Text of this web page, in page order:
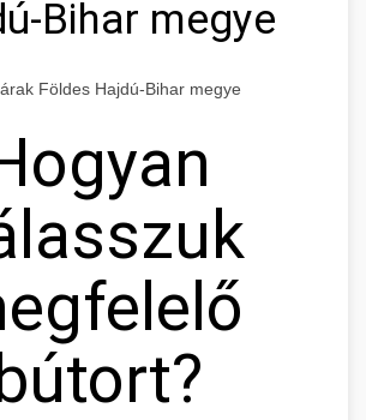
Bihar megye
Földes Hajdú-Bihar megye
bútort?